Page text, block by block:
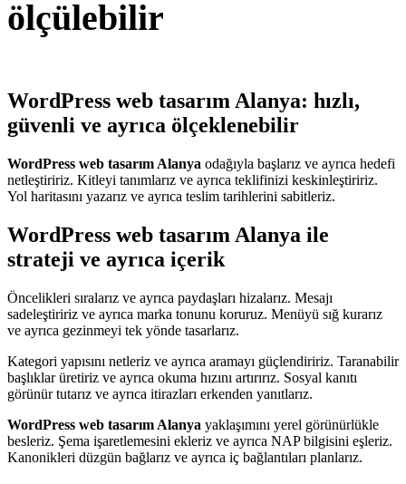
ölçülebilir
WordPress web tasarım Alanya: hızlı,
güvenli ve ayrıca ölçeklenebilir
WordPress web tasarım Alanya odağıyla başlarız ve ayrıca hedefi
netleştiririz. Kitleyi tanımlarız ve ayrıca teklifinizi keskinleştiririz.
Yol haritasını yazarız ve ayrıca teslim tarihlerini sabitleriz.
WordPress web tasarım Alanya ile
strateji ve ayrıca içerik
Öncelikleri sıralarız ve ayrıca paydaşları hizalarız. Mesajı
sadeleştiririz ve ayrıca marka tonunu koruruz. Menüyü sığ kurarız
ve ayrıca gezinmeyi tek yönde tasarlarız.
Kategori yapısını netleriz ve ayrıca aramayı güçlendiririz. Taranabilir
başlıklar üretiriz ve ayrıca okuma hızını artırırız. Sosyal kanıtı
görünür tutarız ve ayrıca itirazları erkenden yanıtlarız.
WordPress web tasarım Alanya yaklaşımını yerel görünürlükle
besleriz. Şema işaretlemesini ekleriz ve ayrıca NAP bilgisini eşleriz.
Kanonikleri düzgün bağlarız ve ayrıca iç bağlantıları planlarız.